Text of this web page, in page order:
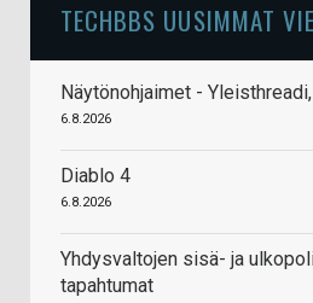
TECHBBS UUSIMMAT
Näytönohjaimet -
6.8.2026
Diablo 4
6.8.2026
Yhdysvaltojen sisä- ja
tapahtumat